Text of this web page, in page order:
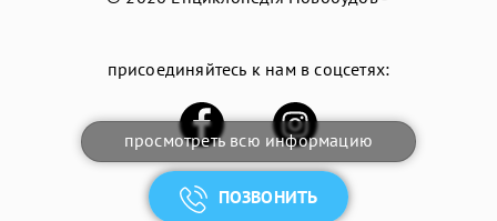
просмотреть всю информацию
ПОЗВОНИТЬ
присоединяйтесь к нам в соцсетях: